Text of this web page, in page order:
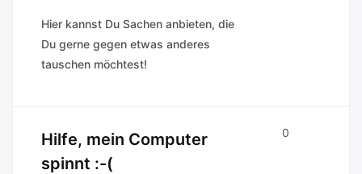
Hier kannst Du Sachen anbieten, die
Du gerne gegen etwas anderes
tauschen möchtest!
Hilfe, mein Computer
spinnt :-(
0